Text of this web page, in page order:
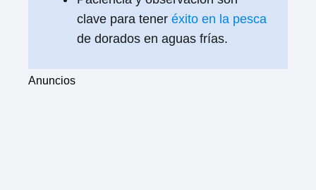
clave para tener éxito en la pesca
de dorados en aguas frías.
Anuncios